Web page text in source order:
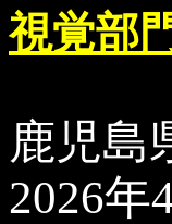
視覚部
鹿児島
2026年